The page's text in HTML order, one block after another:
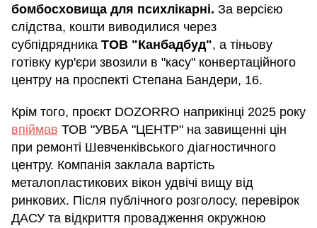
бомбосховища для психлікарні. За версією
слідства, кошти виводилися через
субпідрядника ТОВ "Канбадбуд", а тіньову
готівку кур'єри звозили в "касу" конвертаційного
центру на проспекті Степана Бандери, 16.
Крім того, проєкт DOZORRO наприкінці 2025 року
впіймав ТОВ "УВБА "ЦЕНТР" на завищенні цін
при ремонті Шевченківського діагностичного
центру. Компанія заклала вартість
металопластикових вікон удвічі вищу від
ринкових. Після публічного розголосу, перевірок
ДАСУ та відкриття провадження окружною